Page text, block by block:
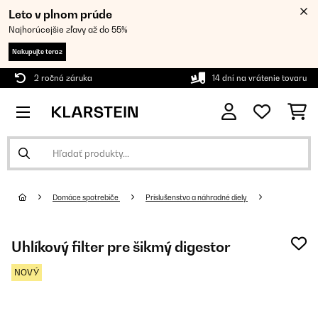
Leto v plnom prúde
Najhorúcejšie zľavy až do 55%
Nakupujte teraz
2 ročná záruka 14 dní na vrátenie tovaru
Domáce spotrebiče Príslušenstvo a náhradné diely
Uhlíkový filter pre šikmý digestor
NOVÝ